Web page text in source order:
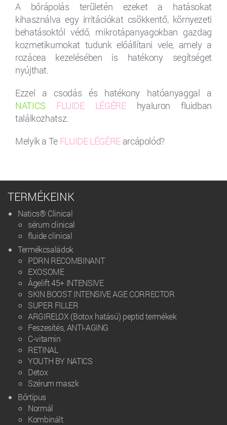
A bőrápolás területén ezeket a hatásokat
kihasználva egy irritációkat csökkentő, környezeti
behatásoktól védő, mikrotápanyagokban gazdag
kozmetikumokat tudunk előállítani vele, amely a
rozácea kezelésében is hatékony segítséget
nyújthat.
Ezzel a csodás és hatékony hatóanyaggal a
NATICS
FLUIDE LÉGÉREhyaluron fluidban
találkozhatsz.
Melyik a Te FLUIDE LÉGÉRE arcápolód?
TERMÉKEINK
Natics® Clinical
sérum clinical
fluide clinical
Termékcsaládok
PDRN RECOMBINANT
EXOSOME
Âgelift 45+ INTENSIVE
SKIN BOOST INTENSIVE AGE CORRECTOR
SUPER FILLER
ARGIRELOX (Botox hatású) peptid termékek
Feszesítés, ANTI-AGING
C-vitamin
RETINAL
YOUTH BY NATICS
Detox
Szérum maszk
Bőrtípus
Normál
Kombinált